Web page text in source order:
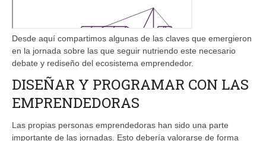
Desde aquí compartimos algunas de las claves que emergieron
en la jornada sobre las que seguir nutriendo este necesario
debate y rediseño del ecosistema emprendedor.
DISEÑAR Y PROGRAMAR CON LAS
EMPRENDEDORAS
Las propias personas emprendedoras han sido una parte
importante de las jornadas. Esto debería valorarse de forma